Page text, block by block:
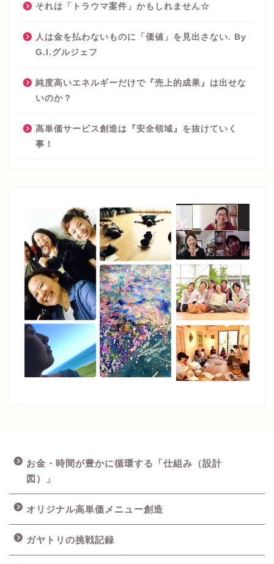
それは「トラウマ案件」かもしれません☆
人は金を払わないものに「価値」を見出さない. By
G.I.グルジェフ
純度高いエネルギーだけで『売上的成果』は出せな
いのか？
高単価サービス創造は『安全領域』を抜けていく
事！
お金・時間が豊かに循環する「仕組み（設計
図）」
オリジナル高単価メニュー創造
ガヤトリの挑戦記録